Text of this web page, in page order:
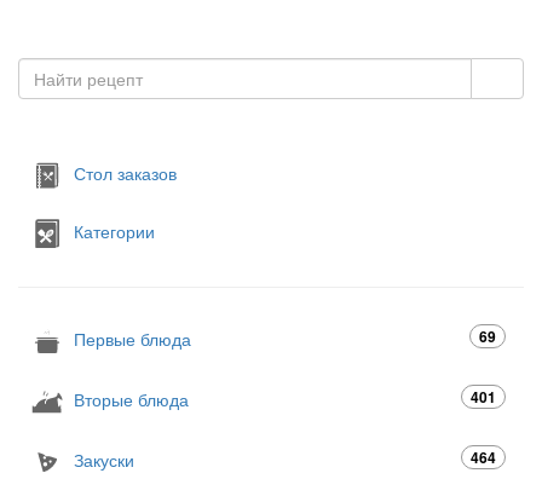
Стол заказов
Категории
Первые блюда 69
Вторые блюда 401
Закуски 464